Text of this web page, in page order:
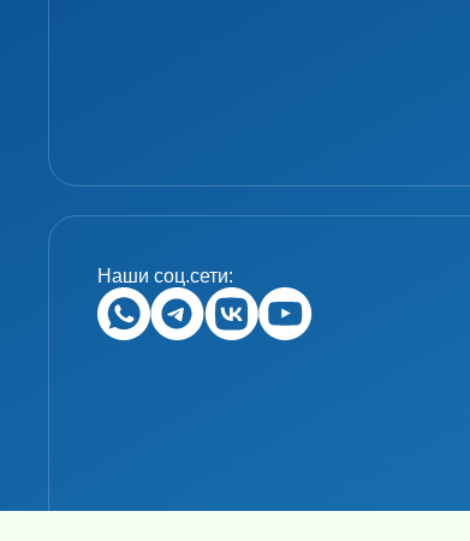
Наши соц.сети: